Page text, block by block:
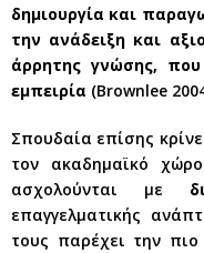
δημιουργία και
την ανάδειξη και
άρρητης γνώσης,
εμπειρία (Brownlee
Σπουδαία επίσης
τον ακαδημαϊκό
ασχολούνται με
επαγγελματικής
τους παρέχει την